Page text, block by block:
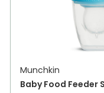
Munchkin
Baby Food Feeder